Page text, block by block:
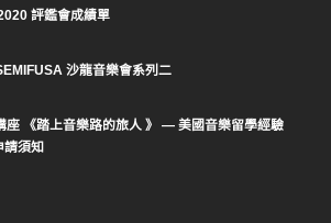
評鑑會成績單
沙龍音樂會系列二
座 《踏上音樂路的旅人 》 — 美國音樂留學經驗
請須知